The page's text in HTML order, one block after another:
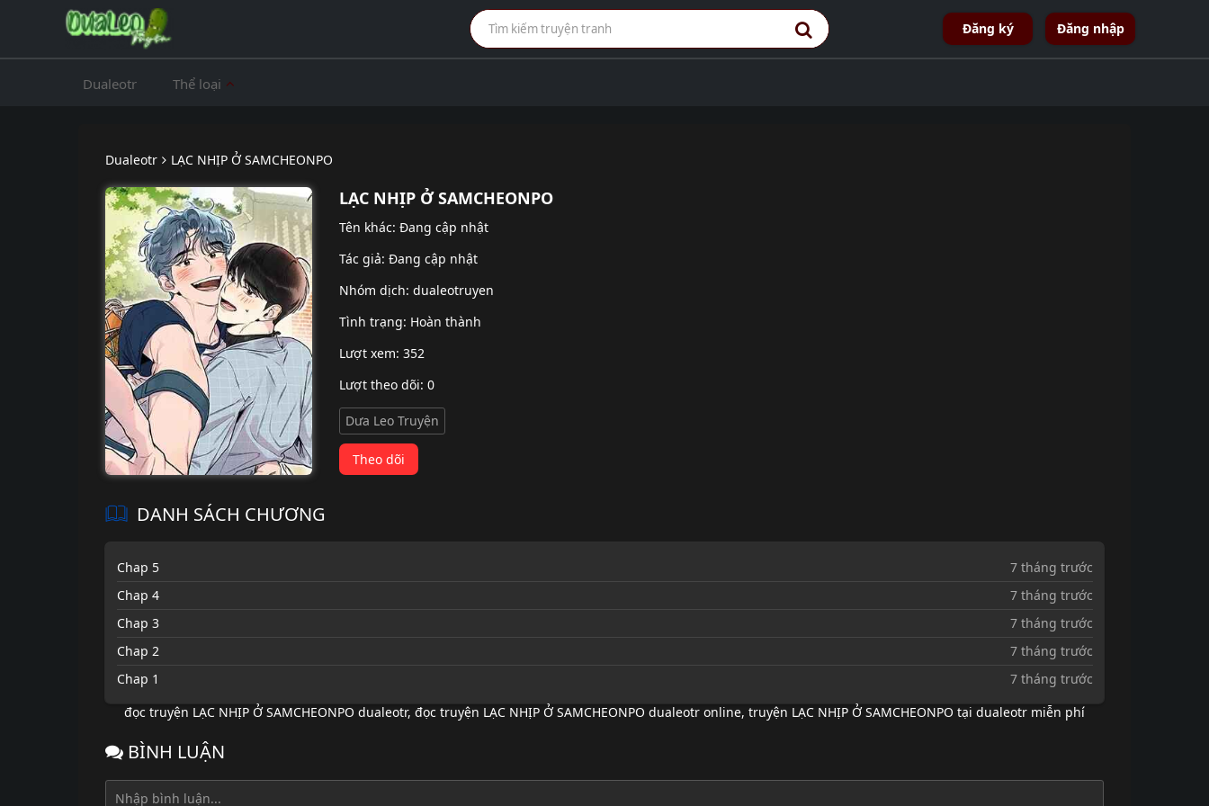
Đăng ký Đăng nhập
Dualeotr Thể loại
Dualeotr LẠC NHỊP Ở SAMCHEONPO
LẠC NHỊP Ở SAMCHEONPO
Tên khác: Đang cập nhật
Tác giả: Đang cập nhật
Nhóm dịch: dualeotruyen
Tình trạng: Hoàn thành
Lượt xem: 352
Lượt theo dõi: 0
Dưa Leo Truyện
Theo dõi
DANH SÁCH CHƯƠNG
Chap 5
7 tháng trước
Chap 4
7 tháng trước
Chap 3
7 tháng trước
Chap 2
7 tháng trước
Chap 1
7 tháng trước
đọc truyện LẠC NHỊP Ở SAMCHEONPO dualeotr, đọc truyện LẠC NHỊP Ở SAMCHEONPO dualeotr online, truyện LẠC NHỊP Ở SAMCHEONPO tại dualeotr miễn phí
BÌNH LUẬN